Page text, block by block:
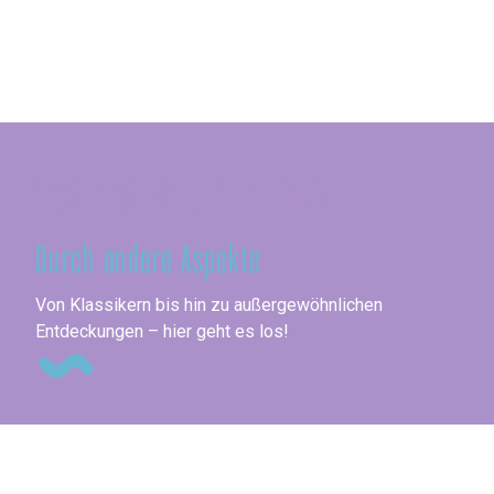
Durch andere Aspekte
Von Klassikern bis hin zu außergewöhnlichen
Entdeckungen – hier geht es los!